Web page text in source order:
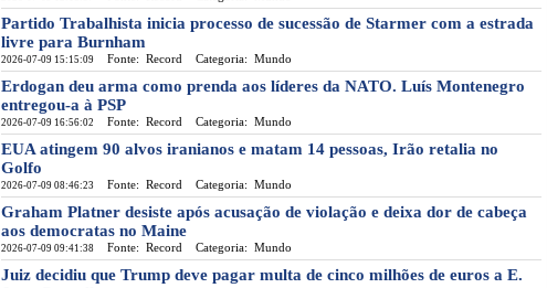
Partido Trabalhista inicia processo de sucessão de Starmer com a estrada
livre para Burnham
2026-07-09 15:15:09 Fonte: Record Categoria: Mundo
Erdogan deu arma como prenda aos líderes da NATO. Luís Montenegro
entregou-a à PSP
2026-07-09 16:56:02 Fonte: Record Categoria: Mundo
EUA atingem 90 alvos iranianos e matam 14 pessoas, Irão retalia no
Golfo
2026-07-09 08:46:23 Fonte: Record Categoria: Mundo
Graham Platner desiste após acusação de violação e deixa dor de cabeça
aos democratas no Maine
2026-07-09 09:41:38 Fonte: Record Categoria: Mundo
Juiz decidiu que Trump deve pagar multa de cinco milhões de euros a E.